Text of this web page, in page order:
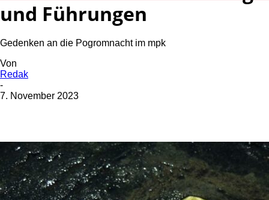
und Führungen
Gedenken an die Pogromnacht im mpk
Von
Redak
-
7. November 2023